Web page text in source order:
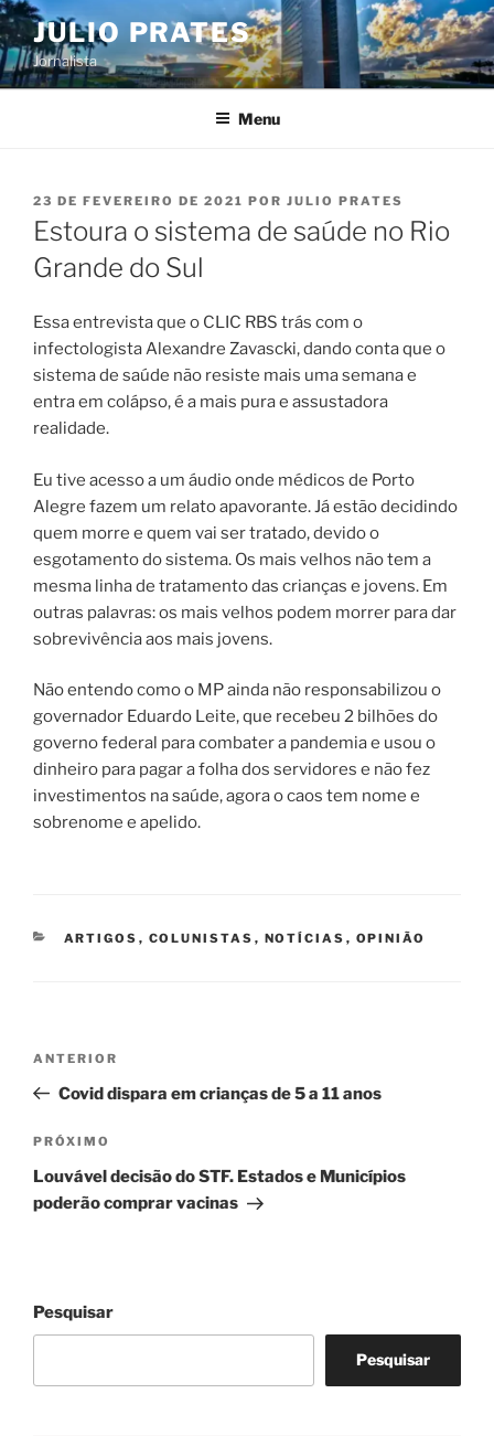
Pular
para
o
conteúdo
JULIO PRATES
Jornalista
Menu
PUBLICADO
EM
23 DE FEVEREIRO DE 2021 POR JULIO PRATES
Estoura o sistema de saúde no Rio
Grande do Sul
Essa entrevista que o CLIC RBS trás com o
infectologista Alexandre Zavascki, dando conta que o
sistema de saúde não resiste mais uma semana e
entra em colápso, é a mais pura e assustadora
realidade.
Eu tive acesso a um áudio onde médicos de Porto
Alegre fazem um relato apavorante. Já estão decidindo
quem morre e quem vai ser tratado, devido o
esgotamento do sistema. Os mais velhos não tem a
mesma linha de tratamento das crianças e jovens. Em
outras palavras: os mais velhos podem morrer para dar
sobrevivência aos mais jovens.
Não entendo como o MP ainda não responsabilizou o
governador Eduardo Leite, que recebeu 2 bilhões do
governo federal para combater a pandemia e usou o
dinheiro para pagar a folha dos servidores e não fez
investimentos na saúde, agora o caos tem nome e
sobrenome e apelido.
CATEGORIAS
ARTIGOS , COLUNISTAS , NOTÍCIAS , OPINIÃO
Post
Post
anterior
ANTERIOR
Covid dispara em crianças de 5 a 11 anos
Próximo
post
PRÓXIMO
Louvável decisão do STF. Estados e Municípios
poderão comprar vacinas
Pesquisar
Pesquisar